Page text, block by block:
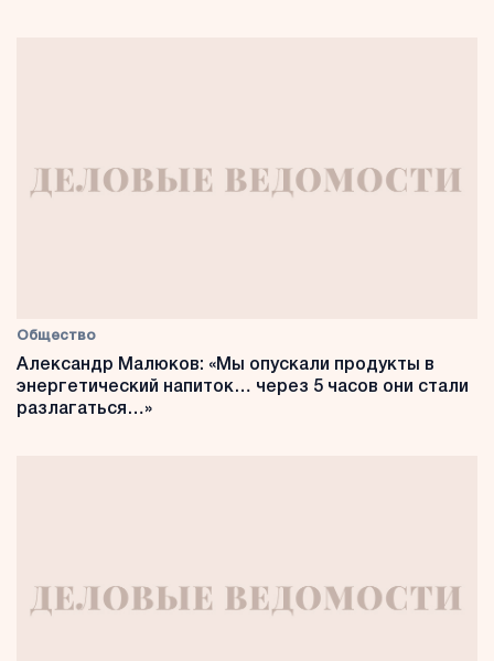
Общество
Александр Малюков: «Мы опускали продукты в
энергетический напиток… через 5 часов они стали
разлагаться…»